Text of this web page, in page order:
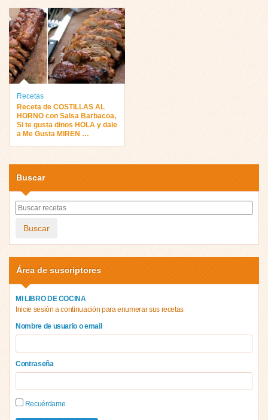
Recetas
Receta de COSTILLAS AL
HORNO con Salsa Barbacoa,
Si te gusta dinos HOLA y dale
a Me Gusta MIREN …
Buscar
Buscar
Área de suscriptores
MI LIBRO DE COCINA
Inicie sesión a continuación para enumerar sus recetas
Nombre de usuario o email
Contraseña
Recuérdame